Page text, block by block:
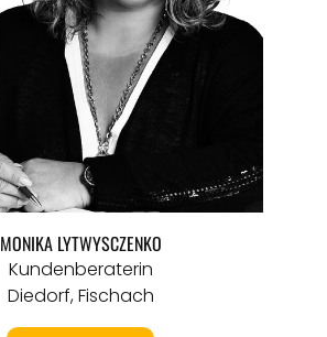
MONIKA LYTWYSCZENKO
Kundenberaterin
Diedorf, Fischach